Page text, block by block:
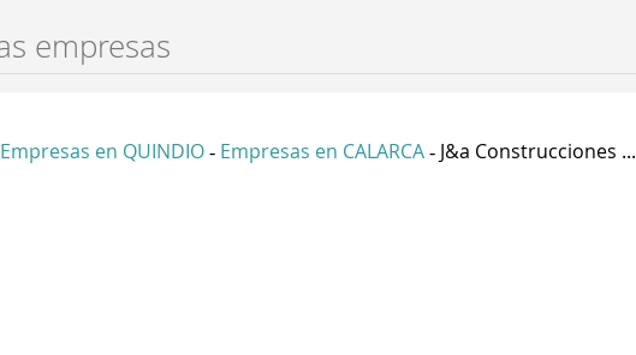
Empresas en QUINDIO - Empresas en CALARCA - J&a Construcciones ...